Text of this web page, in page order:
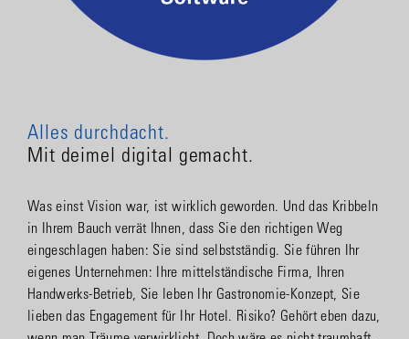
Alles durchdacht.
Mit deimel digital gemacht.
Was einst Vision war, ist wirklich geworden. Und das Kribbeln
in Ihrem Bauch verrät Ihnen, dass Sie den richtigen Weg
eingeschlagen haben: Sie sind selbstständig. Sie führen Ihr
eigenes Unternehmen: Ihre mittelständische Firma, Ihren
Handwerks-Betrieb, Sie leben Ihr Gastronomie-Konzept, Sie
lieben das Engagement für Ihr Hotel. Risiko? Gehört eben dazu,